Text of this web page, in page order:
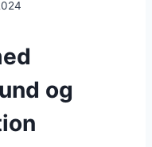
og